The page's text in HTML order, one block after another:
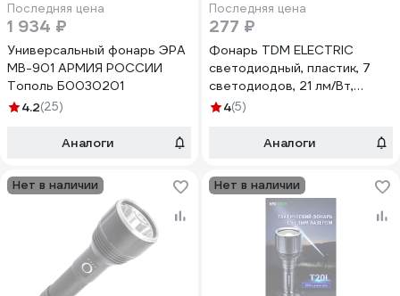
Последняя цена
1 934 ₽
Универсальный фонарь ЭРА
MB-901 АРМИЯ РОССИИ
Тополь Б0030201
4.2(25)
Аналоги
Последняя цена
277 ₽
Фонарь TDM ELECTRIC
светодиодный, пластик, 7
светодиодов, 21 лм/Вт,
батарейки 2xD SQ0350-
4(5)
Аналоги
Нет в наличии Нет в наличии